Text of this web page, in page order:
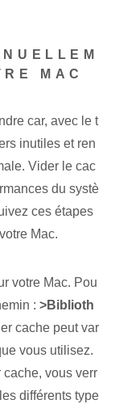
MAC
car, avec le t
inutiles et ren
Vider le cac
du systè
ces étapes
Mac.
votre Mac. Pou
: >Biblioth
cache peut var
vous utilisez.
vous verr
différents type